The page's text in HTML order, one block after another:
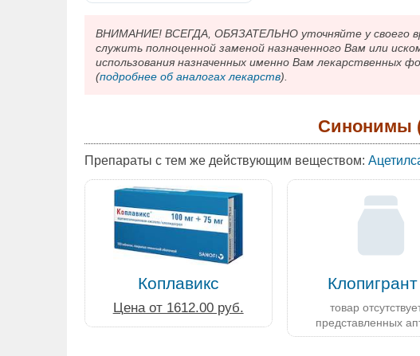
ВНИМАНИЕ! ВСЕГДА, ОБЯЗАТЕЛЬНО уточняйте у своего
служить полноценной заменой назначенного Вам или
использования назначенных именно Вам лекарственных
(подробнее об аналогах лекарств).
Синонимы
Препараты с тем же действующим веществом:
Коплавикс
Цена от 1612.00 руб.
товар
представленных